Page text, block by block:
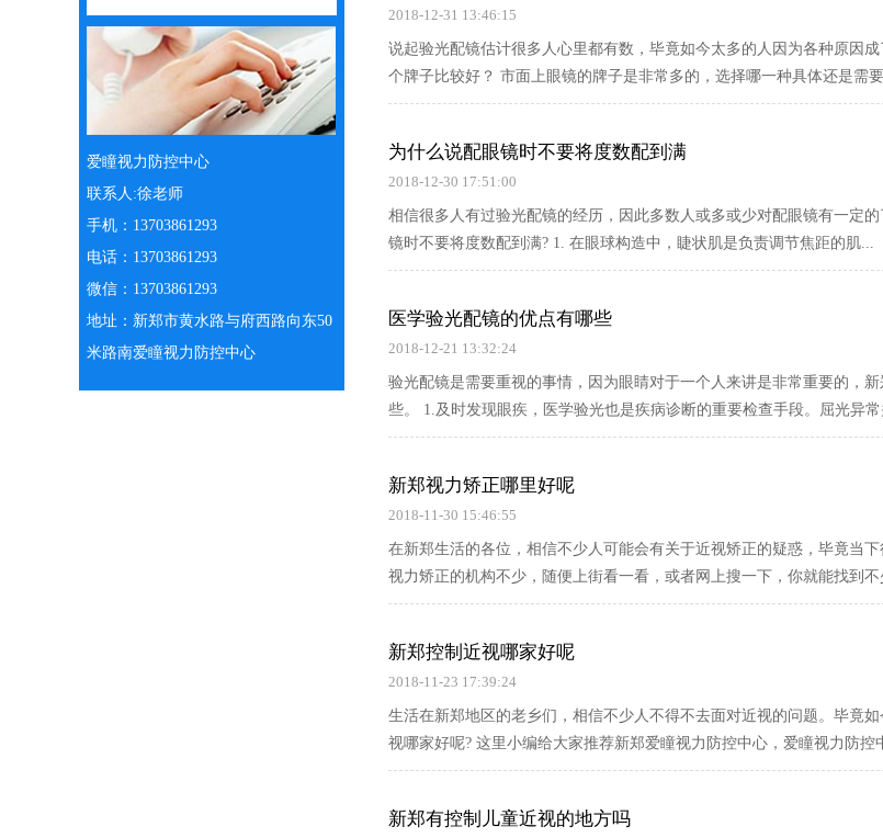
爱瞳视力防控中心
联系人:徐老师
手机：13703861293
电话：13703861293
微信：13703861293
地址：新郑市黄水路与府西路向东50
米路南爱瞳视力防控中心
2018-12-31 13:46:15
说起验光配镜估计很多人心里都有数，毕竟如今太多的人因为各种原因
个牌子比较好？ 市面上眼镜的牌子是非常多的，选择哪一种具体还是需
为什么说配眼镜时不要将度数配到满
2018-12-30 17:51:00
相信很多人有过验光配镜的经历，因此多数人或多或少对配眼镜有一定
镜时不要将度数配到满? 1. 在眼球构造中，睫状肌是负责调节焦距的肌...
医学验光配镜的优点有哪些
2018-12-21 13:32:24
验光配镜是需要重视的事情，因为眼睛对于一个人来讲是非常重要的，
些。 1.及时发现眼疾，医学验光也是疾病诊断的重要检查手段。屈光异
新郑视力矫正哪里好呢
2018-11-30 15:46:55
在新郑生活的各位，相信不少人可能会有关于近视矫正的疑惑，毕竟当
视力矫正的机构不少，随便上街看一看，或者网上搜一下，你就能找到不
新郑控制近视哪家好呢
2018-11-23 17:39:24
生活在新郑地区的老乡们，相信不少人不得不去面对近视的问题。毕竟
视哪家好呢? 这里小编给大家推荐新郑爱瞳视力防控中心，爱瞳视力防控
新郑有控制儿童近视的地方吗